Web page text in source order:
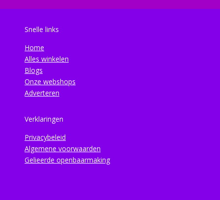
Snelle links
Home
Alles winkelen
Blogs
Onze webshops
Adverteren
Verklaringen
Privacybeleid
Algemene voorwaarden
Gelieerde openbaarmaking